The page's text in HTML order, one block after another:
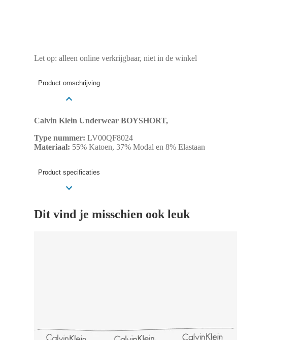
Let op: alleen online verkrijgbaar, niet in de winkel
Product omschrijving
Calvin Klein Underwear BOYSHORT,
Type nummer: LV00QF8024
Materiaal: 55% Katoen, 37% Modal en 8% Elastaan
Product specificaties
Dit vind je misschien ook leuk